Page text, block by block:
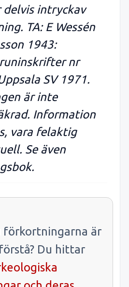
delvis intryckav
TA: E Wessén
1943:
nr
SV 1971.
är inte
Information
vara felaktig
Se även
förkortningarna är
Du hittar